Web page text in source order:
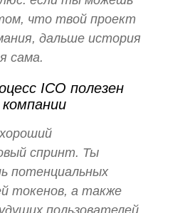
что твой проект
дальше история
сама.
ICO полезен
спринт. Ты
потенциальных
токенов, а также